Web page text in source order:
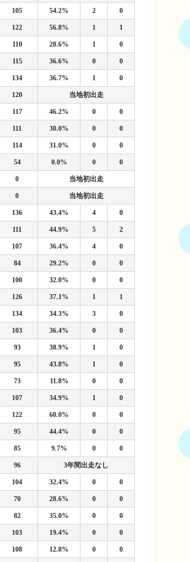
105 54.2% 2 0
122 56.8% 1 1
110 28.6% 1 0
115 36.6% 0 0
134 36.7% 1 0
120 当地初出走
117 46.2% 0 0
111 30.0% 0 0
114 31.0% 0 0
54 0.0% 0 0
0 当地初出走
0 当地初出走
136 43.4% 4 0
111 44.9% 5 2
107 36.4% 4 0
84 29.2% 0 0
100 32.0% 0 0
126 37.1% 1 1
134 34.3% 3 0
103 36.4% 0 0
93 38.9% 1 0
95 43.8% 1 0
73 11.8% 0 0
107 34.9% 1 0
122 60.0% 0 0
95 44.4% 0 0
85 9.7% 0 0
96 3年間出走なし
104 32.4% 0 0
70 28.6% 0 0
82 35.0% 0 0
103 19.4% 0 0
108 12.8% 0 0